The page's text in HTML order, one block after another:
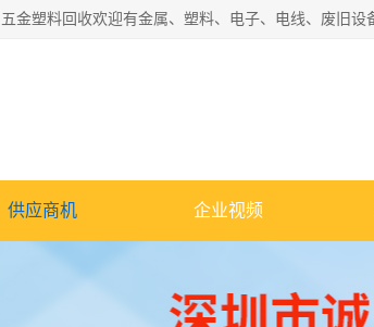
供应商机 企业视频